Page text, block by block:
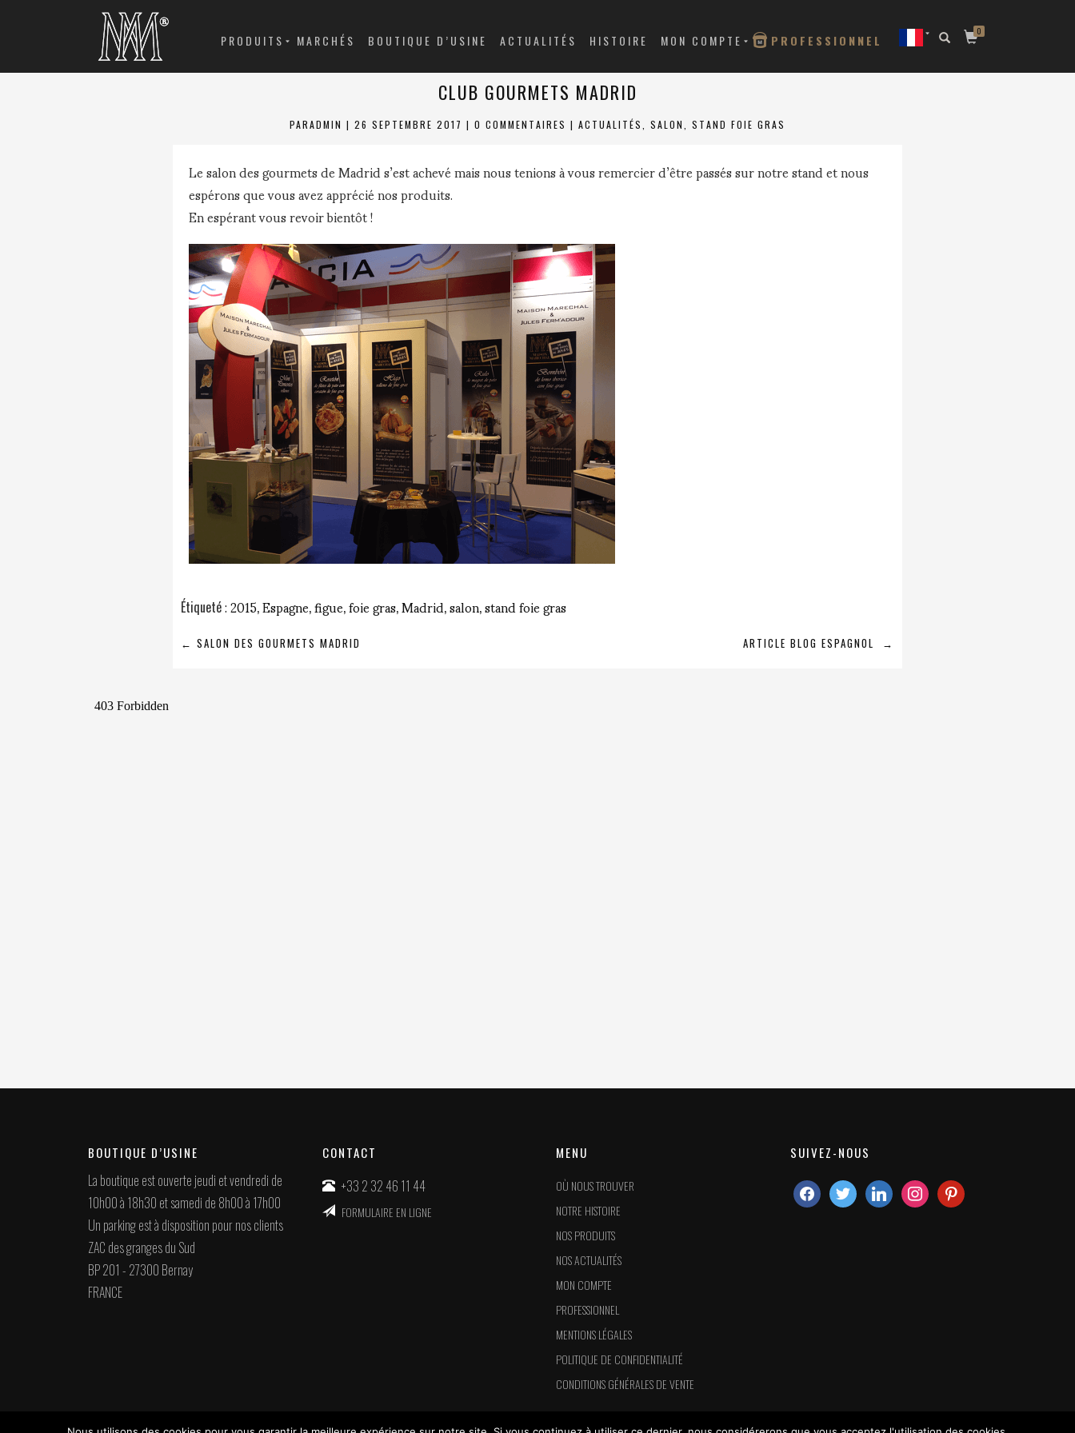
PRODUITS MARCHÉS BOUTIQUE D’USINE ACTUALITÉS HISTOIRE MON COMPTE PROFESSIONNEL
0
CLUB GOURMETS MADRID
PARADMIN | 26 SEPTEMBRE 2017 | 0 COMMENTAIRES | ACTUALITÉS SALON STAND FOIE GRAS
Le salon des gourmets de Madrid s’est achevé mais nous tenions à vous remercier d’être passés sur notre stand et nous
espérons que vous avez apprécié nos produits.
En espérant vous revoir bientôt !
Étiqueté 2015,Espagne,figue,foie gras,Madrid,salon,stand foie gras
NAVIGATION
← SALON DES GOURMETS MADRID ARTICLE BLOG ESPAGNOL →
BOUTIQUE D’USINE
La boutique est ouverte jeudi et vendredi de
10h00 à 18h30 et samedi de 8h00 à 17h00
Un parking est à disposition pour nos clients
ZAC des granges du Sud
BP 201 - 27300 Bernay
FRANCE
CONTACT
+33 2 32 46 11 44
FORMULAIRE EN LIGNE
MENU
OÙ NOUS TROUVER
NOTRE HISTOIRE
NOS PRODUITS
NOS ACTUALITÉS
MON COMPTE
PROFESSIONNEL
MENTIONS LÉGALES
POLITIQUE DE CONFIDENTIALITÉ
CONDITIONS GÉNÉRALES DE VENTE
SUIVEZ-NOUS